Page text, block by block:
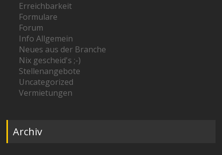
Erreichbarkeit
Formulare
Forum
Info Allgemein
Neues aus der Branche
Nix gescheid's ;-)
Stellenangebote
Uncategorized
Vermietungen
Archiv